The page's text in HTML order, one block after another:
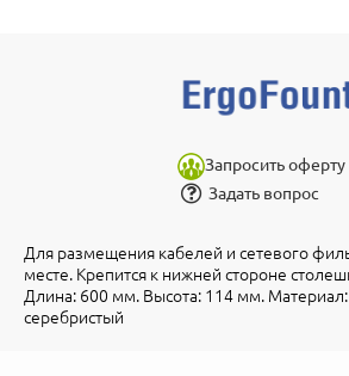
Запросить оферту
Задать вопрос
Для размещения кабелей и сетевого
месте. Крепится к нижней стороне
Длина: 600 мм. Высота: 114 мм. Материал:
серебристый